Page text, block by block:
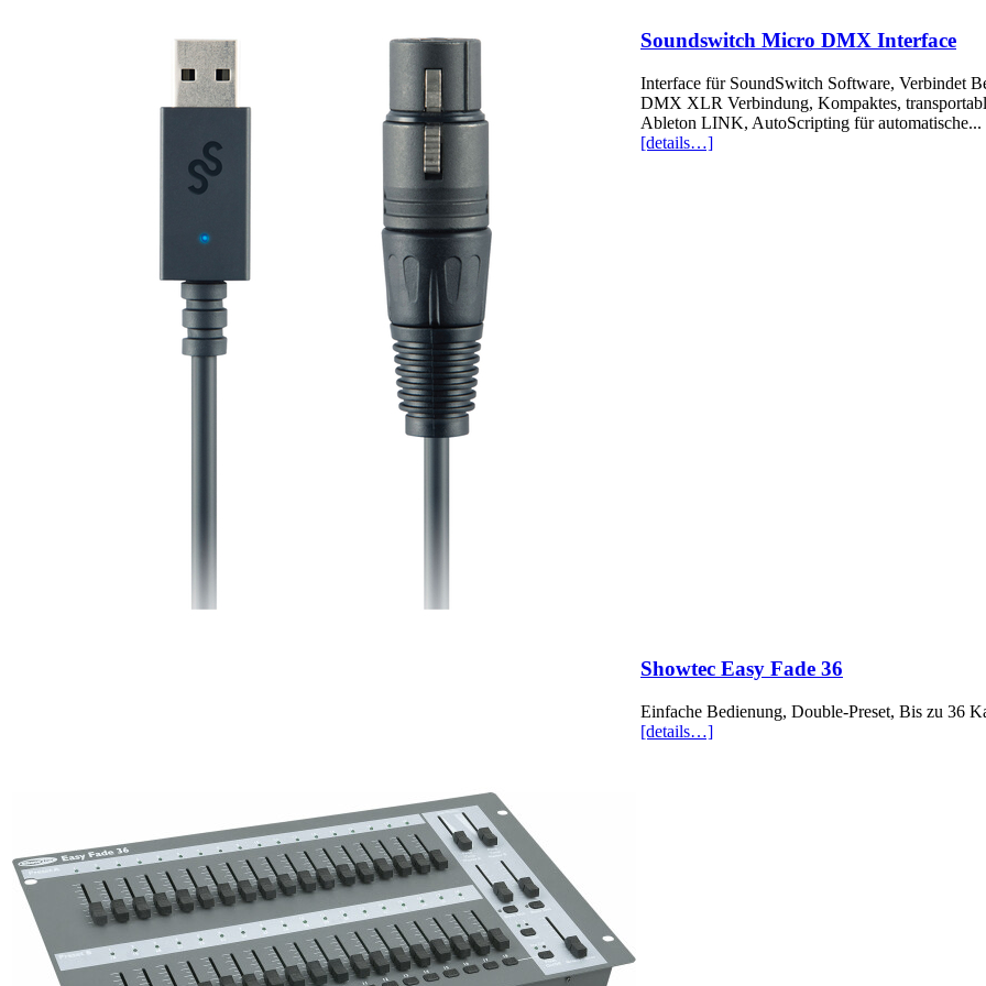
Soundswitch Micro DMX Interface
Interface für SoundSwitch Software, Verbindet
DMX XLR Verbindung, Kompaktes,
Ableton LINK, AutoScripting für automatische...
[details…]
Showtec Easy Fade 36
Einfache Bedienung, Double-Preset, Bis zu 36
[details…]